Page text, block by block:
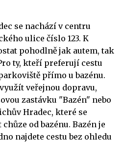
se nachází v centru
ulice číslo 123. K
pohodlně jak autem, tak
ty, kteří preferují cestu
přímo u bazénu.
veřejnou dopravu,
zastávku "Bazén" nebo
Hradec, které se
od bazénu. Bazén je
najdete cestu bez ohledu